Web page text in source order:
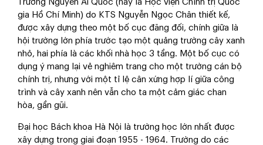
Trường Nguyễn Ái Quốc (nay là Học viện Chính trị Quốc
gia Hồ Chí Minh) do KTS Nguyễn Ngọc Chân thiết kế,
được xây dựng theo một bố cục đăng đối, chính giữa là
hội trường lớn phía trước tạo một quảng trường cây xanh
nhỏ, hai phía là các khối nhà học 3 tầng. Một bố cục có
dụng ý mang lại vẻ nghiêm trang cho một trường cán bộ
chính trị, nhưng với một tỉ lệ cân xứng hợp lí giữa công
trình và cây xanh nên vẫn cho ta một cảm giác chan
hòa, gần gũi.
Đại học Bách khoa Hà Nội là trường học lớn nhất được
xây dựng trong giai đoạn 1955 - 1964. Trường do các